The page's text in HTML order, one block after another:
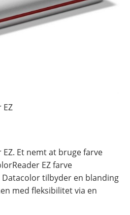
Et nemt at bruge farve
EZ farve
tilbyder en blanding
med fleksibilitet via en